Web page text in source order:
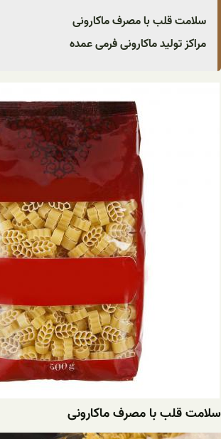
سلامت قلب با مصرف ماکارونی
مراکز تولید ماکارونی فرمی عمده
سلامت قلب با مصرف ماکارونی